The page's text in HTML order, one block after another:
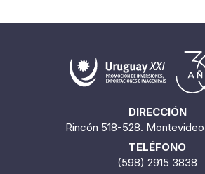
DIRECCIÓN
Rincón 518-528.
TELÉFONO
(598) 2915 3838